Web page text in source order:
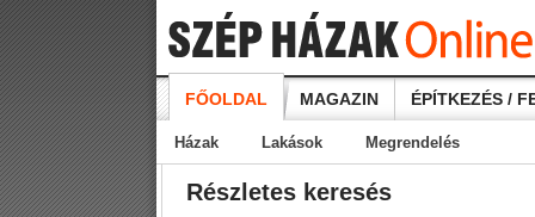
FŐOLDAL MAGAZIN ÉPÍTKEZÉS /
Házak Lakások Megrendelés
Részletes keresés